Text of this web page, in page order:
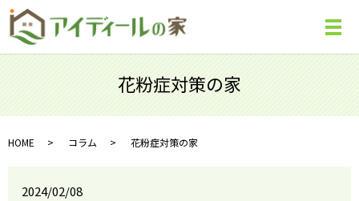
メ
花粉症対策の家
HOME コラム 花粉症対策の家
2024/02/08